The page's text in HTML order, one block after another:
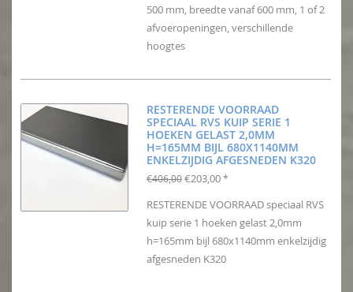
500 mm, breedte vanaf 600 mm, 1 of 2
afvoeropeningen, verschillende
hoogtes
RESTERENDE VOORRAAD
SPECIAAL RVS KUIP SERIE 1
HOEKEN GELAST 2,0MM
H=165MM BIJL 680X1140MM
ENKELZIJDIG AFGESNEDEN K320
€406,00 €203,00 *
RESTERENDE VOORRAAD speciaal RVS
kuip serie 1 hoeken gelast 2,0mm
h=165mm bijl 680x1140mm enkelzijdig
afgesneden K320